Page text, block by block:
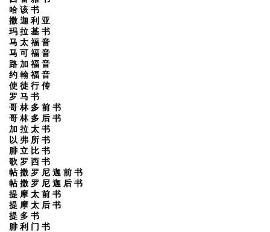
哈 该 书
撒 迦 利 亚
玛 拉 基 书
马 太 福 音
马 可 福 音
路 加 福 音
约 翰 福 音
使 徒 行 传
罗 马 书
哥 林 多 前 书
哥 林 多 后 书
加 拉 太 书
以 弗 所 书
腓 立 比 书
歌 罗 西 书
帖 撒 罗 尼 迦 前 书
帖 撒 罗 尼 迦 后 书
提 摩 太 前 书
提 摩 太 后 书
提 多 书
腓 利 门 书